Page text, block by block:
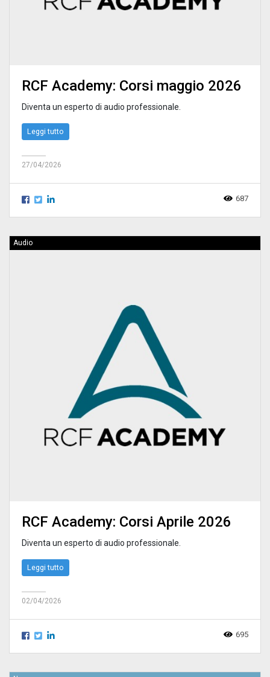
RCF Academy: Corsi maggio 2026
Diventa un esperto di audio professionale.
Leggi tutto
27/04/2026
687
Audio
RCF Academy: Corsi Aprile 2026
Diventa un esperto di audio professionale.
Leggi tutto
02/04/2026
695